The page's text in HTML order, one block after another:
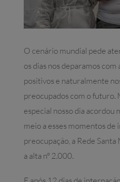
O cenário mundial pede
os dias nos deparamos
positivos e naturalmente
preocupados com o futuro.
especial nosso dia acordou
meio a esses momentos de
preocupação, a Rede
a alta nº 2.000.